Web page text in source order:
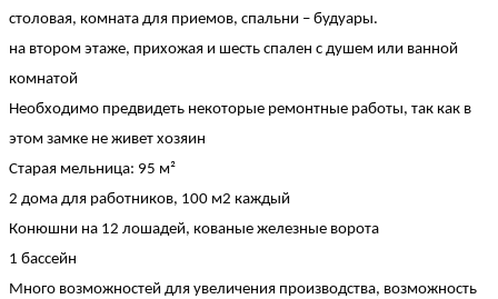
столовая, комната для приемов, спальни – будуары.
на втором этаже, прихожая и шесть спален с душем или ванной
комнатой
Необходимо предвидеть некоторые ремонтные работы, так как в
этом замке не живет хозяин
Старая мельница: 95 м²
2 дома для работников, 100 м2 каждый
Конюшни на 12 лошадей, кованые железные ворота
1 бассейн
Много возможностей для увеличения производства, возможность